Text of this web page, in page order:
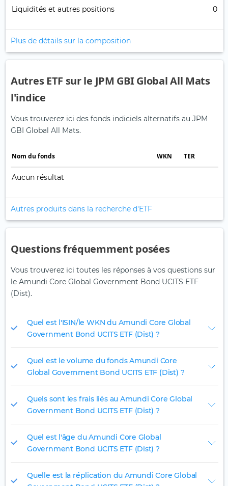
Liquidités et autres positions 0
Plus de détails sur la composition
Autres ETF sur le JPM GBI Global All Mats
l'indice
Vous trouverez ici des fonds indiciels alternatifs au JPM
GBI Global All Mats.
Nom du fonds WKN TER
Aucun résultat
Autres produits dans la recherche d'ETF
Questions fréquemment posées
Vous trouverez ici toutes les réponses à vos questions sur
le Amundi Core Global Government Bond UCITS ETF
(Dist).
Quel est l'ISIN/le WKN du Amundi Core Global
Government Bond UCITS ETF (Dist) ?
Quel est le volume du fonds Amundi Core
Global Government Bond UCITS ETF (Dist) ?
Quels sont les frais liés au Amundi Core Global
Government Bond UCITS ETF (Dist) ?
Quel est l'âge du Amundi Core Global
Government Bond UCITS ETF (Dist) ?
Quelle est la réplication du Amundi Core Global